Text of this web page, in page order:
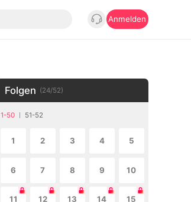
Anmelden
Folgen (24/52)
1-50 51-52
1 2 3 4 5
6 7 8 9 10
11 12 13 14 15